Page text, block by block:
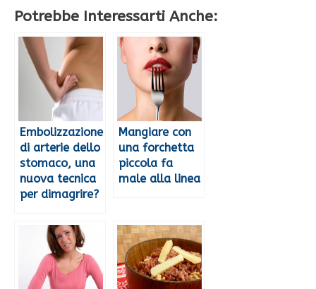
Potrebbe Interessarti Anche:
Embolizzazione
di arterie dello
stomaco, una
nuova tecnica
per dimagrire?
Mangiare con
una forchetta
piccola fa
male alla linea